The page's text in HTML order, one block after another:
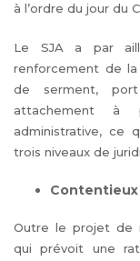
à l’ordre du jour du
Le SJA a par
renforcement de
de serment,
attachement à
administrative, ce
trois niveaux de
Outre le projet de
qui prévoit une